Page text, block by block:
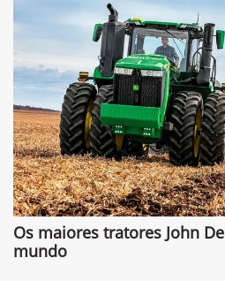
Os maiores tratores John
mundo